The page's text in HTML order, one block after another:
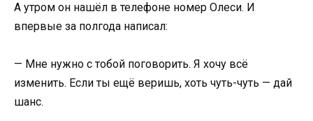
А утром он нашёл в телефоне номер Олеси. И
впервые за полгода написал:
— Мне нужно с тобой поговорить. Я хочу всё
изменить. Если ты ещё веришь, хоть чуть-чуть — дай
шанс.